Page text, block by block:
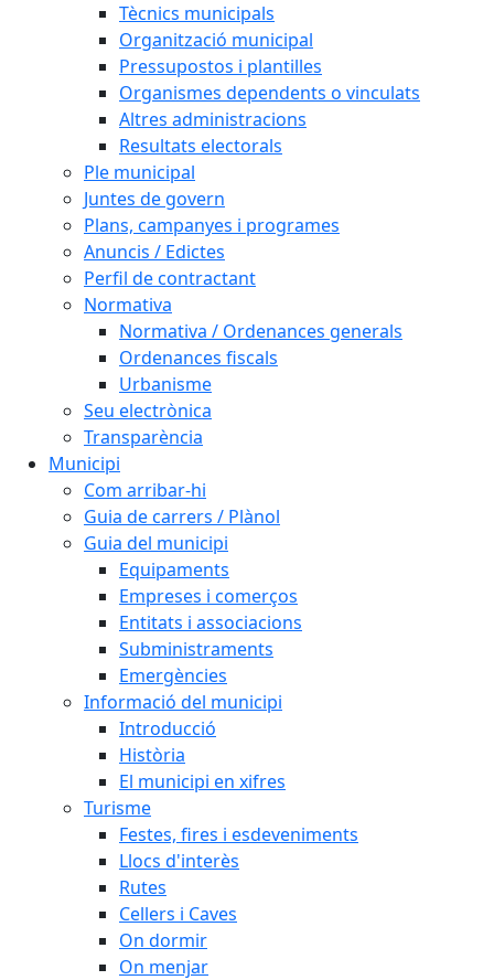
Tècnics municipals
Organització municipal
Pressupostos i plantilles
Organismes dependents o vinculats
Altres administracions
Resultats electorals
Ple municipal
Juntes de govern
Plans, campanyes i programes
Anuncis / Edictes
Perfil de contractant
Normativa
Normativa / Ordenances generals
Ordenances fiscals
Urbanisme
Seu electrònica
Transparència
Municipi
Com arribar-hi
Guia de carrers / Plànol
Guia del municipi
Equipaments
Empreses i comerços
Entitats i associacions
Subministraments
Emergències
Informació del municipi
Introducció
Història
El municipi en xifres
Turisme
Festes, fires i esdeveniments
Llocs d'interès
Rutes
Cellers i Caves
On dormir
On menjar